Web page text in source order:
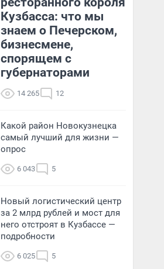
Кузбасса: что мы
знаем о Печерском,
бизнесмене,
спорящем с
губернаторами
14 265 12
Какой район Новокузнецка
самый лучший для жизни —
опрос
6 043 5
Новый логистический центр
за 2 млрд рублей и мост для
него отстроят в Кузбассе —
подробности
6 025 5